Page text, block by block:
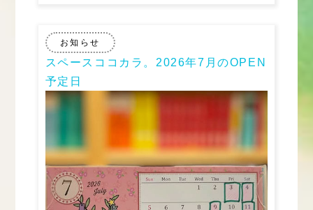
お知らせ
スペースココカラ。2026年7月のOPEN
予定日